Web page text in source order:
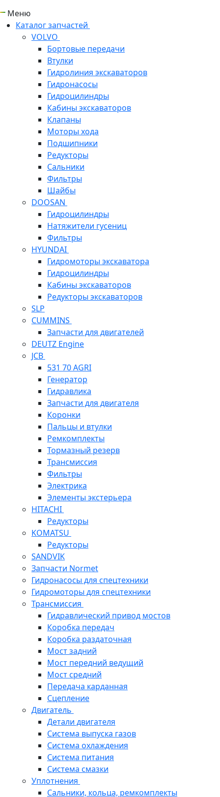
Меню
Каталог запчастей
VOLVO
Бортовые передачи
Втулки
Гидролиния экскаваторов
Гидронасосы
Гидроцилиндры
Кабины экскаваторов
Клапаны
Моторы хода
Подшипники
Редукторы
Сальники
Фильтры
Шайбы
DOOSAN
Гидроцилиндры
Натяжители гусениц
Фильтры
HYUNDAI
Гидромоторы экскаватора
Гидроцилиндры
Кабины экскаваторов
Редукторы экскаваторов
SLP
CUMMINS
Запчасти для двигателей
DEUTZ Engine
JCB
531 70 AGRI
Генератор
Гидравлика
Запчасти для двигателя
Коронки
Пальцы и втулки
Ремкомплекты
Тормазный резерв
Трансмиссия
Фильтры
Электрика
Элементы экстерьера
HITACHI
Редукторы
KOMATSU
Редукторы
SANDVIK
Запчасти Normet
Гидронасосы для спецтехники
Гидромоторы для спецтехники
Трансмиссия
Гидравлический привод мостов
Коробка передач
Коробка раздаточная
Мост задний
Мост передний ведущий
Мост средний
Передача карданная
Сцепление
Двигатель
Детали двигателя
Система выпуска газов
Система охлаждения
Система питания
Система смазки
Уплотнения
Сальники, кольца, ремкомплекты